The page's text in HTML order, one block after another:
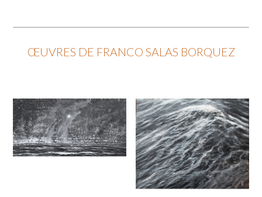
ŒUVRES DE FRANCO SALAS BORQUEZ